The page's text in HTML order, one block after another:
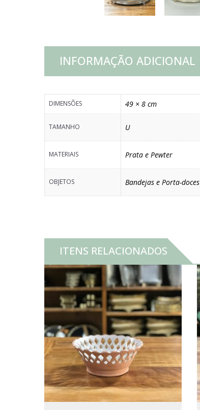
INFORMAÇÃO ADICIONAL
DIMENSÕES 49 × 8 cm
TAMANHO U
MATERIAIS Prata e Pewter
OBJETOS Bandejas e Porta-doces
ITENS RELACIONADOS